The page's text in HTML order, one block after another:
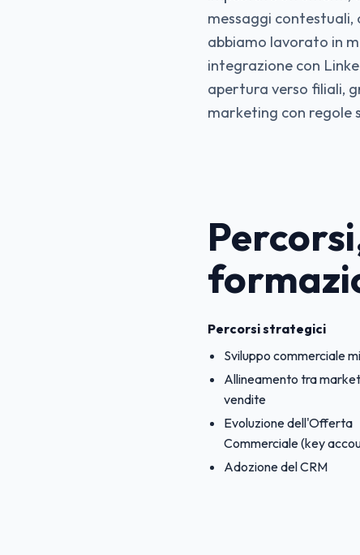
messaggi contestuali,
abbiamo lavorato in
integrazione con
apertura verso filiali,
marketing con regole
Percorsi strategici
Sviluppo commerciale
Allineamento tra
vendite
Evoluzione dell'Offerta
Commerciale (key
Adozione del CRM